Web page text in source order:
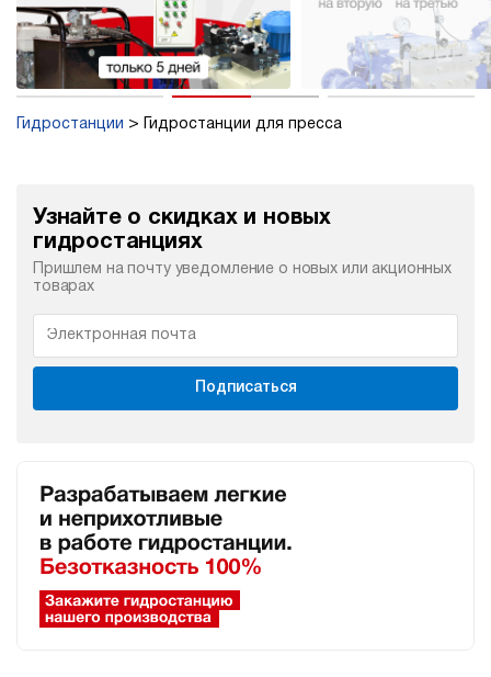
Гидростанции Гидростанции для пресса
Узнайте о скидках и новых
гидростанциях
Пришлем на почту уведомление о новых или акционных
товарах
Подписаться